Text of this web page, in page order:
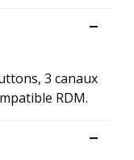
3 canaux
RDM.